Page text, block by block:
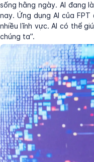
sống hằng ngày. AI đang
nay. Ứng dụng AI của
nhiều lĩnh vực. AI có thể
chúng ta”.